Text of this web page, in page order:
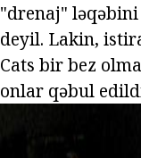
"drenaj"
deyil. Lakin,
Cats bir bez
onlar qəbul